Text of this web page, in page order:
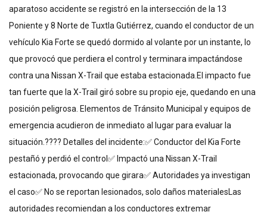
aparatoso accidente se registró en la intersección de la 13
Poniente y 8 Norte de Tuxtla Gutiérrez, cuando el conductor de un
vehículo Kia Forte se quedó dormido al volante por un instante, lo
que provocó que perdiera el control y terminara impactándose
contra una Nissan X-Trail que estaba estacionada.El impacto fue
tan fuerte que la X-Trail giró sobre su propio eje, quedando en una
posición peligrosa. Elementos de Tránsito Municipal y equipos de
emergencia acudieron de inmediato al lugar para evaluar la
situación.???? Detalles del incidente:✅ Conductor del Kia Forte
pestañó y perdió el control✅ Impactó una Nissan X-Trail
estacionada, provocando que girara✅ Autoridades ya investigan
el caso✅ No se reportan lesionados, solo daños materialesLas
autoridades recomiendan a los conductores extremar